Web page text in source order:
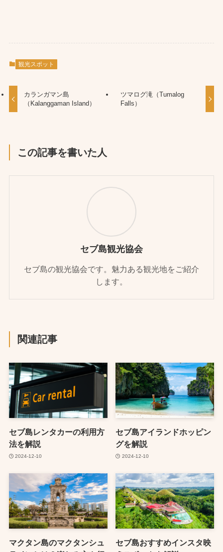
観光スポット
カランガマン島
（Kalanggaman Island）
ツマログ滝（Tumalog
Falls）
この記事を書いた人
セブ島観光協会
セブ島の観光協会です。魅力ある観光地をご紹介
します。
関連記事
セブ島レンタカーの利用方
法を解説
2024-12-10
セブ島アイランドホッピン
グを解説
2024-12-10
マクタン島のマクタンシュ
セブ島おすすめインスタ映